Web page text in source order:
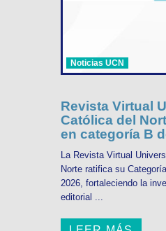
Noticias UCN
Revista Virtual
Católica del
en categoría B
La Revista Virtual
Norte ratifica su
2026, fortaleciendo la
editorial ...